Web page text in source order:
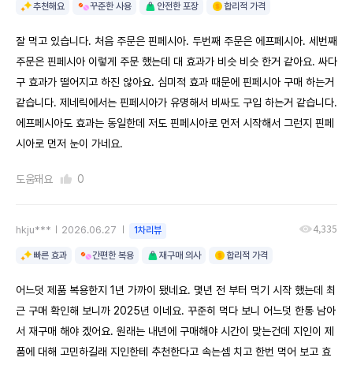
추천해요 꾸준한 사용 안전한 포장 합리적 가격
잘 먹고 있습니다. 처음 주문은 핀페시아. 두번째 주문은 에프페시아. 세번째
주문은 핀페시아 이렇게 주문 했는데 대 효과가 비슷 비슷 한거 같아요. 싸다
구 효과가 떨어지고 하진 않아요. 심미적 효과 때문에 핀페시아 구매 하는거
같습니다. 제네릭에서는 핀페시아가 유명해서 비싸도 구입 하는거 같습니다.
에프페시아도 효과는 동일한데 저도 핀페시아로 먼저 시작해서 그런지 핀페
시아로 먼저 눈이 가네요.
도움돼요 0
hkju*** 2026.06.27 1차리뷰 4,335
빠른 효과 간편한 복용 재구매 의사 합리적 가격
어느덧 제품 복용한지 1년 가까이 됐네요. 몇년 전 부터 먹기 시작 했는데 최
근 구매 확인해 보니까 2025년 이네요. 꾸준히 먹다 보니 어느덧 한통 남아
서 재구매 해야 겠어요. 원래는 내년에 구매해야 시간이 맞는건데 지인이 제
품에 대해 고민하길래 지인한테 추천한다고 속는셈 치고 한번 먹어 보고 효